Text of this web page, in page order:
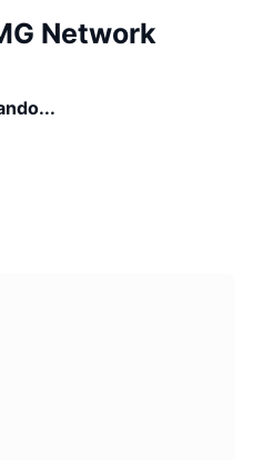
Network